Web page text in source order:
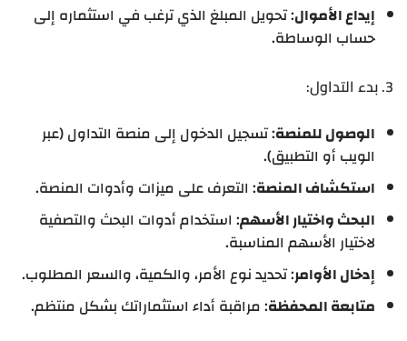
إيداع الأموال: تحويل المبلغ الذي ترغب في استثماره إلى
حساب الوساطة.
3. بدء التداول:
الوصول للمنصة: تسجيل الدخول إلى منصة التداول (عبر
الويب أو التطبيق).
استكشاف المنصة: التعرف على ميزات وأدوات المنصة.
البحث واختيار الأسهم: استخدام أدوات البحث والتصفية
لاختيار الأسهم المناسبة.
إدخال الأوامر: تحديد نوع الأمر، والكمية، والسعر المطلوب.
متابعة المحفظة: مراقبة أداء استثماراتك بشكل منتظم.